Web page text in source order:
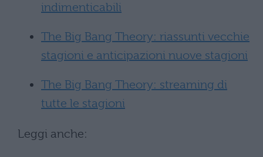
indimenticabili
The Big Bang Theory: riassunti vecchie
stagioni e anticipazioni nuove stagioni
The Big Bang Theory: streaming di
tutte le stagioni
Leggi anche: